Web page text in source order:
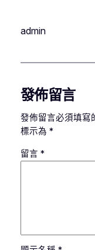
admin
發佈留言
發佈留言必須填寫
標示為 *
留言 *